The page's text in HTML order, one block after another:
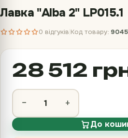
Лавка "Alba 2" LP015.1
0 відгуків Код товару:
28 512
− +
До